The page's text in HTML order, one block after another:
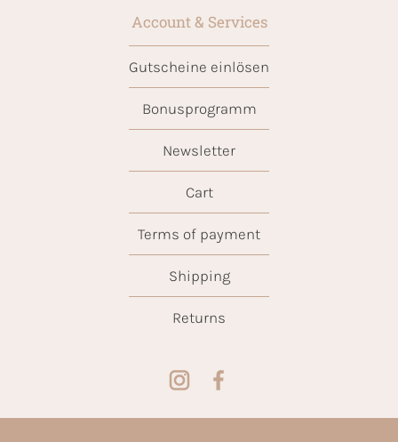
Account & Services
Gutscheine einlösen
Bonusprogramm
Newsletter
Cart
Terms of payment
Shipping
Returns